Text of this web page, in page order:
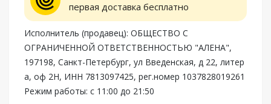
первая доставка бесплатно
Исполнитель (продавец): ОБЩЕСТВО С
ОГРАНИЧЕННОЙ ОТВЕТСТВЕННОСТЬЮ "АЛЕНА",
197198, Санкт-Петербург, ул Введенская, д 22, литер
а, оф 2Н, ИНН 7813097425, рег.номер 1037828019261
Режим работы: с 11:00 до 21:50